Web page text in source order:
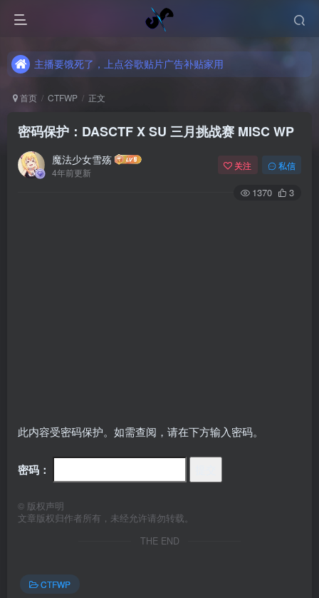
主播要饿死了，上点谷歌贴片广告补贴家用
主播要饿死了，上点谷歌贴片广告补贴家用
首页 CTFWP 正文
密码保护：DASCTF X SU 三月挑战赛 MISC WP
魔法少女雪殇
4年前更新
关注 私信
1370 3
此内容受密码保护。如需查阅，请在下方输入密码。
密码：
© 版权声明
文章版权归作者所有，未经允许请勿转载。
THE END
CTFWP